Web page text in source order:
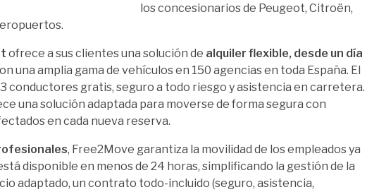
los concesionarios de Peugeot, Citroën,
ofrece a sus clientes una solución de alquiler flexible, desde un día
una amplia gama de vehículos en 150 agencias en toda España. El
conductores gratis, seguro a todo riesgo y asistencia en carretera.
una solución adaptada para moverse de forma segura con
en cada nueva reserva.
, Free2Move garantiza la movilidad de los empleados ya
disponible en menos de 24 horas, simplificando la gestión de la
adaptado, un contrato todo-incluido (seguro, asistencia,